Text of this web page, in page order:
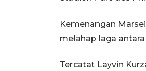
Kemenangan
melahap laga
Tercatat Layvin